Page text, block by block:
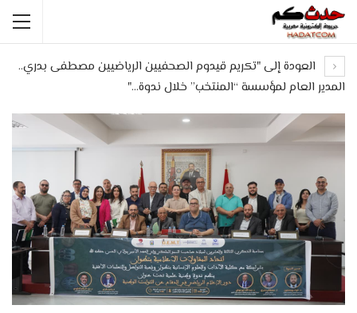
العودة إلى "تكريم قيدوم الصحفيين الرياضيين مصطفى بدري..
المدير العام لمؤسسة “المنتخب” خلال ندوة…"